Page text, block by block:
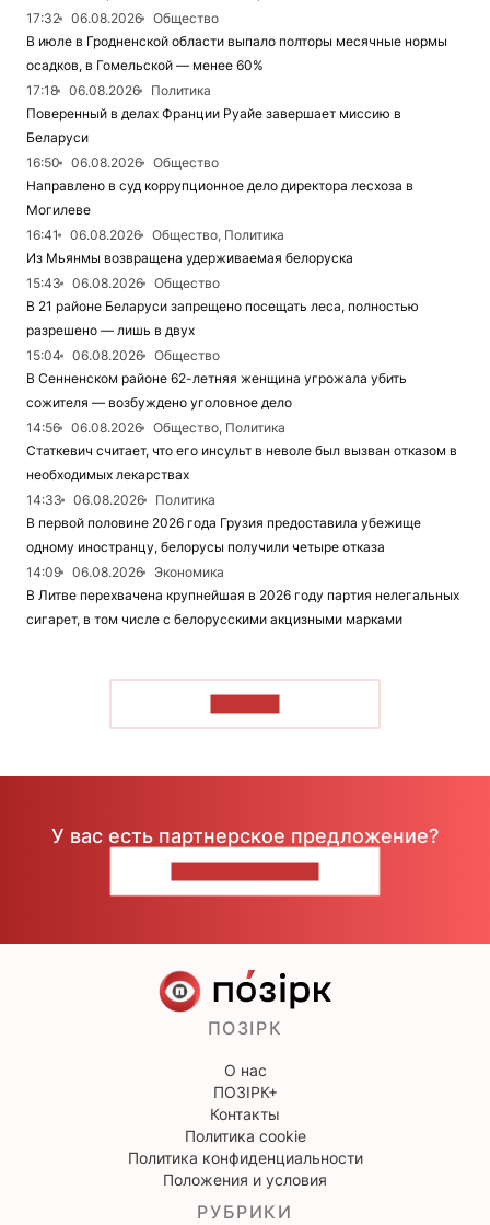
17:32
06.08.2026
Общество
В июле в Гродненской области выпало полторы месячные нормы
осадков, в Гомельской — менее 60%
17:18
06.08.2026
Политика
Поверенный в делах Франции Руайе завершает миссию в
Беларуси
16:50
06.08.2026
Общество
Направлено в суд коррупционное дело директора лесхоза в
Могилеве
16:41
06.08.2026
Общество, Политика
Из Мьянмы возвращена удерживаемая белоруска
15:43
06.08.2026
Общество
В 21 районе Беларуси запрещено посещать леса, полностью
разрешено — лишь в двух
15:04
06.08.2026
Общество
В Сенненском районе 62-летняя женщина угрожала убить
сожителя — возбуждено уголовное дело
14:56
06.08.2026
Общество, Политика
Статкевич считает, что его инсульт в неволе был вызван отказом в
необходимых лекарствах
14:33
06.08.2026
Политика
В первой половине 2026 года Грузия предоставила убежище
одному иностранцу, белорусы получили четыре отказа
14:09
06.08.2026
Экономика
В Литве перехвачена крупнейшая в 2026 году партия нелегальных
сигарет, в том числе с белорусскими акцизными марками
У вас есть партнерское предложение?
ПОЗІРК
О нас
ПОЗІРК+
Контакты
Политика cookie
Политика конфиденциальности
Положения и условия
РУБРИКИ